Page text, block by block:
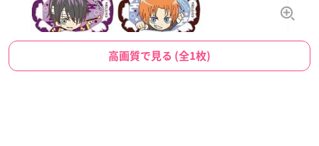
高画質で見る (全1枚)